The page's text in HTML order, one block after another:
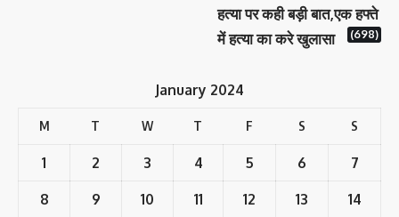
हत्या पर कही बड़ी बात,एक हफ्ते
में हत्या का करे खुलासा
(698)
January 2024
M T W T F S S
1 2 3 4 5 6 7
8 9 10 11 12 13 14